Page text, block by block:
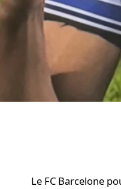
Le FC Barcelone